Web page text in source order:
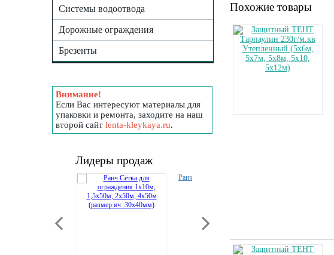
Системы водоотвода
Дорожные ограждения
Брезенты
Внимание!
Если Вас интересуют материалы для
упаковки и ремонта, заходите на наш
второй сайт lenta-kleykaya.ru.
Лидеры продаж
Ранч
Похожие товары